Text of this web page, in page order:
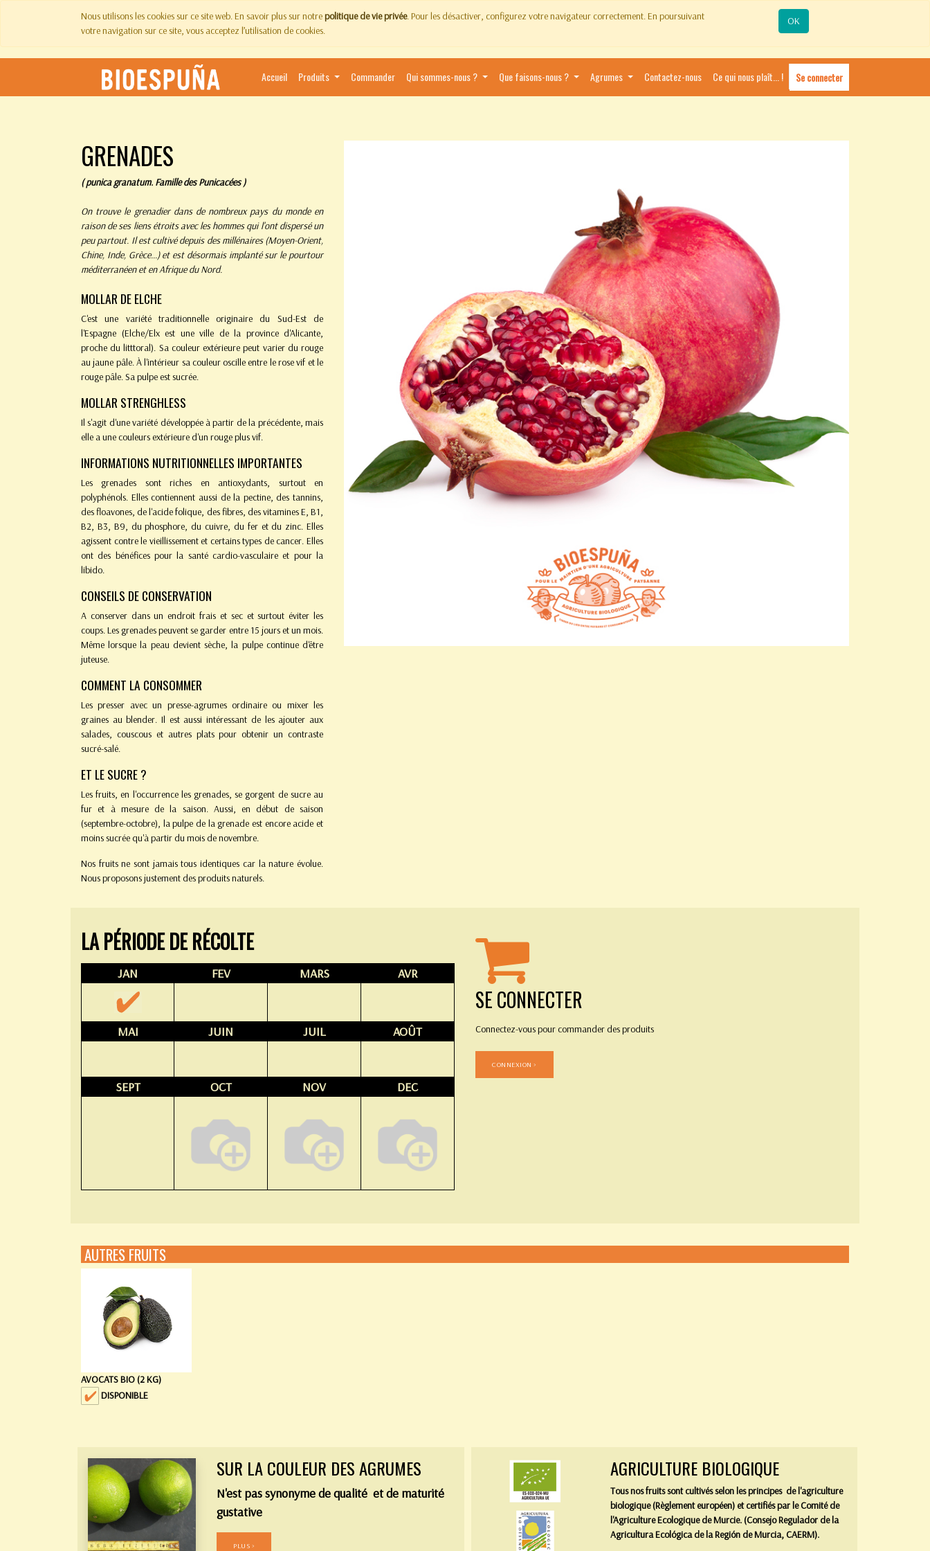
Nous utilisons les cookies sur ce site web. En savoir plus sur notrepolitique de vie privée. Pour les désactiver, configurez votre navigateur correctement. En poursuivant
votre navigation sur ce site, vous acceptez l’utilisation de cookies.
OK
Accueil Produits Commander Qui sommes-nous ? Que faisons-nous ? Agrumes Contactez-nous Ce qui nous plaît... ! Se connecter
GRENADES
( punica granatum. Famille des Punicacées )
On trouve le grenadier dans de nombreux pays du monde en
raison de ses liens étroits avec les hommes qui l'ont dispersé un
peu partout. Il est cultivé depuis des millénaires (Moyen-Orient,
Chine, Inde, Grèce...) et est désormais implanté sur le pourtour
méditerranéen et enAfrique du Nord.
MOLLAR DE ELCHE
C'est une variété traditionnelle originaire du Sud-Est de
l'Espagne (Elche/Elx est une ville de la province d'Alicante,
proche du litttoral). Sa couleur extérieure peut varier du rouge
au jaune pâle. À l'intérieur sa couleur oscille entre le rose vif et le
rouge pâle. Sa pulpe est sucrée.
MOLLAR STRENGHLESS
Il s'agit d'une variété développée à partir de la précédente, mais
elle a une couleurs extérieure d'un rouge plus vif.
INFORMATIONS NUTRITIONNELLES IMPORTANTES
Les grenades sont riches en antioxydants, surtout en
polyphénols. Elles contiennent aussi de la pectine, des tannins,
des floavones, de l'acide folique, des fibres, des vitamines E, B1,
B2, B3, B9, du phosphore, du cuivre, du fer et du zinc. Elles
agissent contre le vieillissement et certains types de cancer. Elles
ont des bénéfices pour la santé cardio-vasculaire et pour la
libido.
CONSEILS DE CONSERVATION
A conserver dans un endroit frais et sec et surtout éviter les
coups. Les grenades peuvent se garder entre 15 jours et un mois.
Même lorsque la peau devient sèche, la pulpe continue d'être
juteuse.
COMMENT LA CONSOMMER
Les presser avec un presse-agrumes ordinaire ou mixer les
graines au blender. Il est aussi intéressant de les ajouter aux
salades, couscous et autres plats pour obtenir un contraste
sucré-salé.
ET LE SUCRE ?
Les fruits, en l'occurrence les grenades, se gorgent de sucre au
fur et à mesure de la saison. Aussi, en début de saison
(septembre-octobre), la pulpe de la grenade est encore acide et
moins sucrée qu'à partir du mois de novembre.
Nos fruits ne sont jamais tous identiques car la nature évolue.
Nous proposons justement des produits naturels.
LA PÉRIODE DE RÉCOLTE
JAN FEV MARS AVR
MAI JUIN JUIL AOÛT
SEPT OCT NOV DEC
SE CONNECTER
Connectez-vous pour commander des produits
CONNEXION >
AUTRES FRUITS
AVOCATS BIO (2 KG)
DISPONIBLE
SUR LA COULEUR DES AGRUMES
N'est pas synonyme de qualité et de maturité
gustative
PLUS >
AGRICULTURE BIOLOGIQUE
Tous nos fruits sont cultivés selon les principes de l'agriculture
biologique (Règlement européen) et certifiés par le Comité de
l'Agriculture Ecologique de Murcie. (Consejo Regulador de la
Agricultura Ecológica de la Región de Murcia, CAERM).